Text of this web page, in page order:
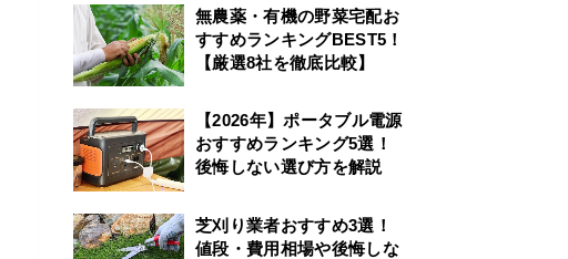
無農薬・有機の野菜宅配お
すすめランキングBEST5！
【厳選8社を徹底比較】
【2026年】ポータブル電源
おすすめランキング5選！
後悔しない選び方を解説
芝刈り業者おすすめ3選！
値段・費用相場や後悔しな